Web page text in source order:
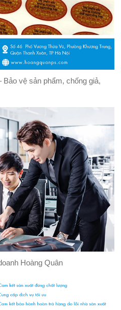
Bảo vệ sản phẩm, chống giả,
Hoàng Quân